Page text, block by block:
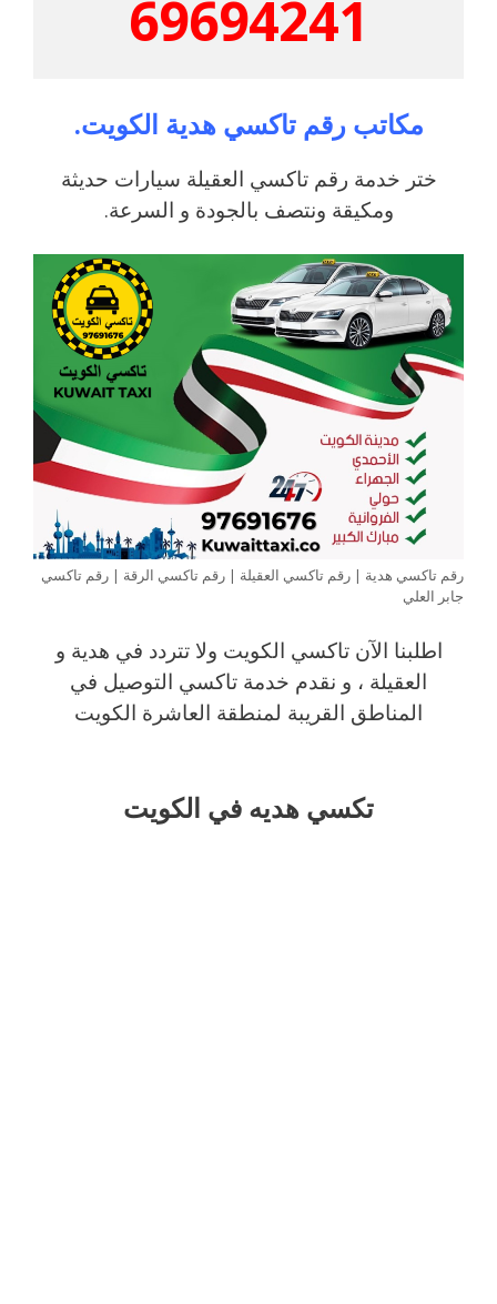
69694241
مكاتب رقم تاكسي هدية الكويت.
ختر خدمة رقم تاكسي العقيلة سيارات حديثة
ومكيقة ونتصف بالجودة و السرعة.
رقم تاكسي هدية | رقم تاكسي العقيلة | رقم تاكسي الرقة | رقم تاكسي
جابر العلي
اطلبنا الآن تاكسي الكويت ولا تتردد في هدية و
العقيلة ، و نقدم خدمة تاكسي التوصيل في
المناطق القريبة لمنطقة العاشرة الكويت
تكسي هديه في الكويت